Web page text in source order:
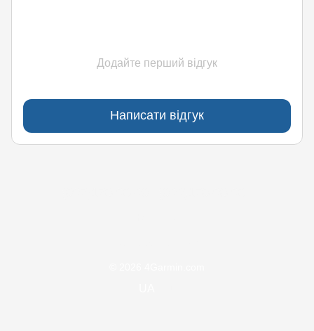
Додайте перший відгук
Написати відгук